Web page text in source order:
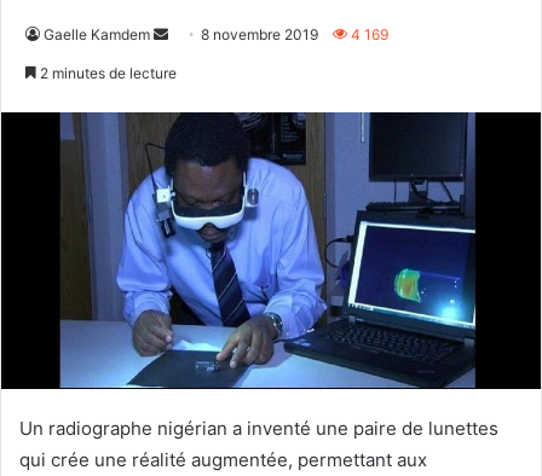
Gaelle Kamdem
Envoyer8 novembre 2019 4 169
2 minutes de lecture
Un radiographe nigérian a inventé une paire de lunettes
qui crée une réalité augmentée, permettant aux